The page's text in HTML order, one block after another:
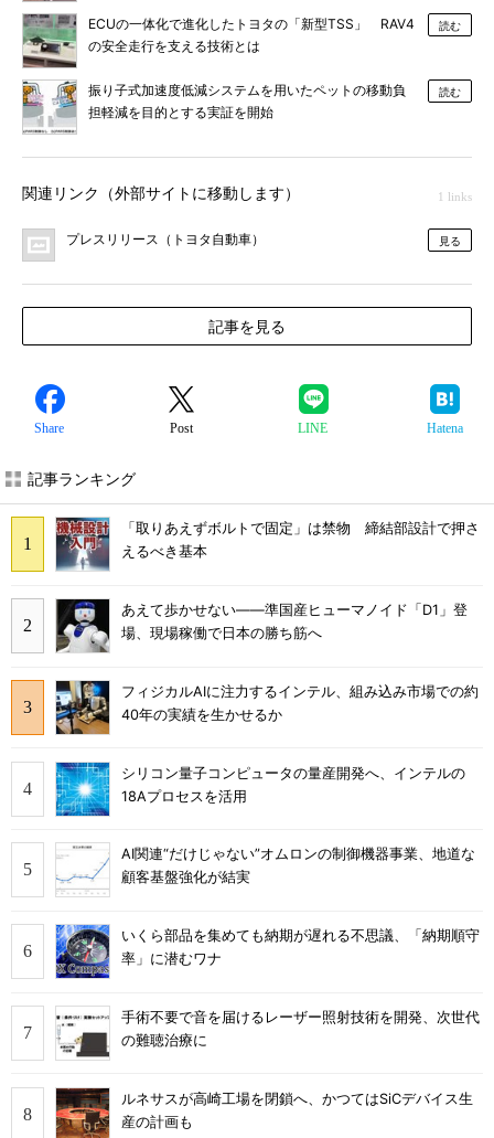
ECUの一体化で進化したトヨタの「新型TSS」 RAV4
の安全走行を支える技術とは
読む
振り子式加速度低減システムを用いたペットの移動負
担軽減を目的とする実証を開始
読む
関連リンク（外部サイトに移動します） 1 links
プレスリリース（トヨタ自動車） 見る
記事を見る
Share Post LINE Hatena
記事ランキング
「取りあえずボルトで固定」は禁物 締結部設計で押さ
えるべき基本
あえて歩かせない――準国産ヒューマノイド「D1」登
場、現場稼働で日本の勝ち筋へ
フィジカルAIに注力するインテル、組み込み市場での約
40年の実績を生かせるか
シリコン量子コンピュータの量産開発へ、インテルの
18Aプロセスを活用
AI関連“だけじゃない”オムロンの制御機器事業、地道な
顧客基盤強化が結実
いくら部品を集めても納期が遅れる不思議、「納期順守
率」に潜むワナ
手術不要で音を届けるレーザー照射技術を開発、次世代
の難聴治療に
ルネサスが高崎工場を閉鎖へ、かつてはSiCデバイス生
産の計画も